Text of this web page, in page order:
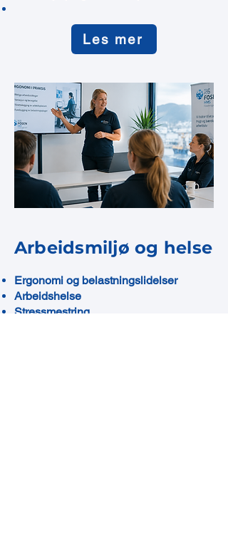
Les mer
Arbeidsmiljø og helse
Ergonomi og belastningslidelser
Arbeidshelse
Stressmestring